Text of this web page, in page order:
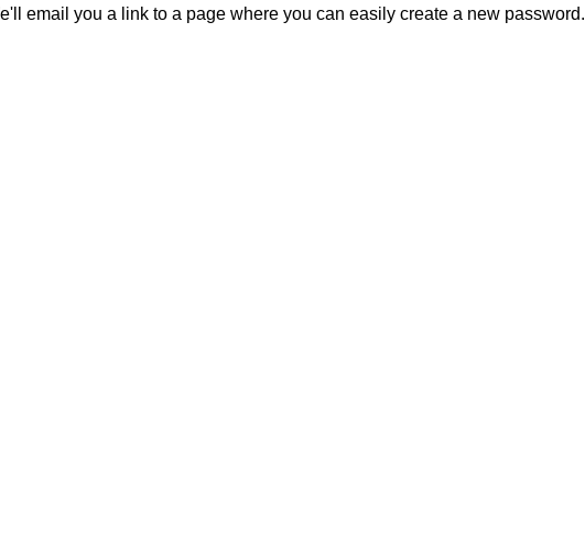
email you a link to a page where you can easily create a new password.